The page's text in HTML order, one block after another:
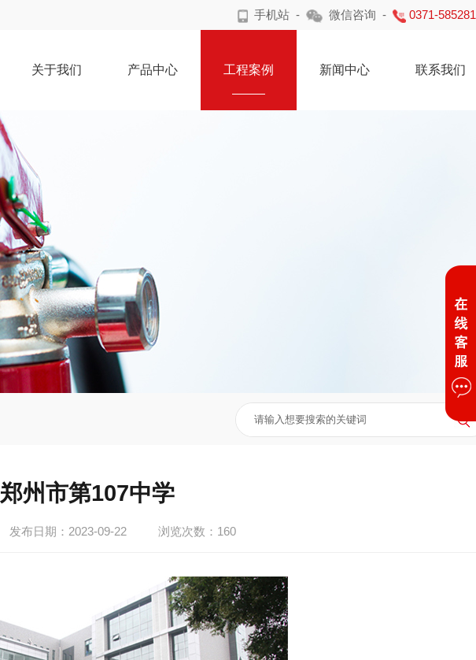
手机站- 微信咨询 - 0371-
关于我们 产品中心 工程案例 新闻中心 联系我们
郑州市第107中学
发布日期：2023-09-22 浏览次数： 160